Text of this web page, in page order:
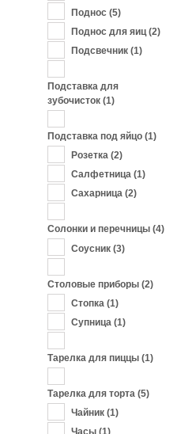
Поднос (5)
Поднос для яиц (2)
Подсвечник (1)
Подставка для
зубочисток (1)
Подставка под яйцо (1)
Розетка (2)
Салфетница (1)
Сахарница (2)
Солонки и перечницы (4)
Соусник (3)
Столовые приборы (2)
Стопка (1)
Супница (1)
Тарелка для пиццы (1)
Тарелка для торта (5)
Чайник (1)